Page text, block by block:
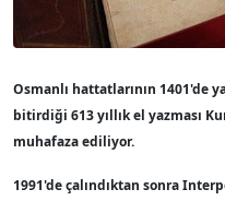
Osmanlı hattatlarının 1401'de
bitirdiği 613 yıllık el yazması
muhafaza ediliyor.
1991'de çalındıktan sonra